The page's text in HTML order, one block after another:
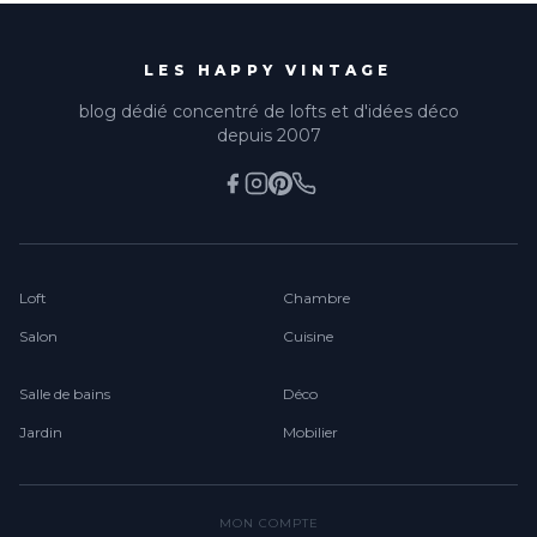
LES HAPPY VINTAGE
blog dédié concentré de lofts et d'idées déco
depuis 2007
Loft
Salon
Chambre
Cuisine
Salle de bains
Jardin
Déco
Mobilier
MON COMPTE